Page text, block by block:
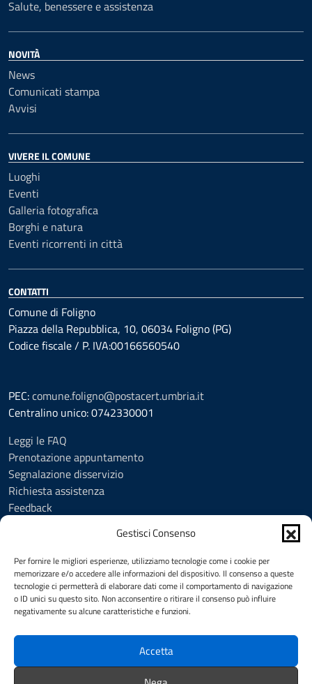
Gestisci Consenso
Per fornire le migliori esperienze, utilizziamo tecnologie come i cookie per
memorizzare e/o accedere alle informazioni del dispositivo. Il consenso a queste
tecnologie ci permetterà di elaborare dati come il comportamento di navigazione
o ID unici su questo sito. Non acconsentire o ritirare il consenso può influire
negativamente su alcune caratteristiche e funzioni.
Accetta
Salute, benessere e assistenza
NOVITÀ
News
Comunicati stampa
Avvisi
VIVERE IL COMUNE
Luoghi
Eventi
Galleria fotografica
Borghi e natura
Eventi ricorrenti in città
CONTATTI
Comune di Foligno
Piazza della Repubblica, 10, 06034 Foligno (PG)
Codice fiscale / P. IVA:00166560540
PEC:comune.foligno@postacert.umbria.it
Centralino unico: 0742330001
Leggi le FAQ
Prenotazione appuntamento
Segnalazione disservizio
Richiesta assistenza
Feedback
Informativa privacy
Cookie Policy (UE)
Social Media Policy
Note legali
SEGUICI SU